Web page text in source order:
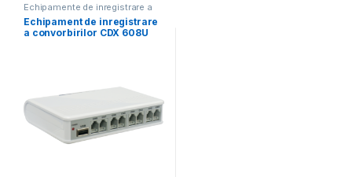
Echipamente de inregistrare a
convorbirilor
Echipament de inregistrare
a convorbirilor CDX 608U